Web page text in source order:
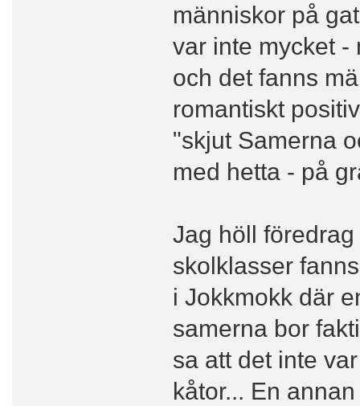
människor på
var inte mycket -
och det fanns
romantiskt
"skjut Samerna
med hetta - på
Jag höll
skolklasser
i Jokkmokk där
samerna bor
sa att det inte
kåtor... En